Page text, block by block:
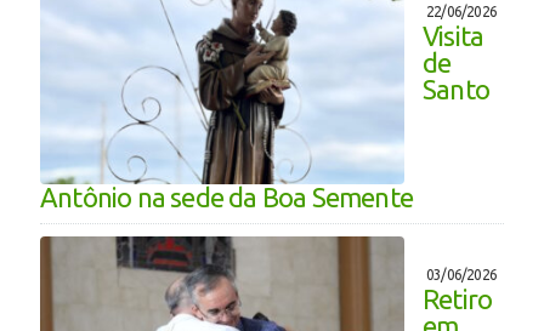
22/06/2026
Visita
de
Santo
Antônio na sede da Boa Semente
03/06/2026
Retiro